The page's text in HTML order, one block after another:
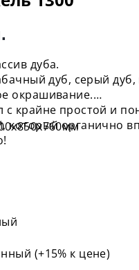
дуба.
дуб, серый
окрашивание.
с крайне простой и
который органично
(+15% к цене)